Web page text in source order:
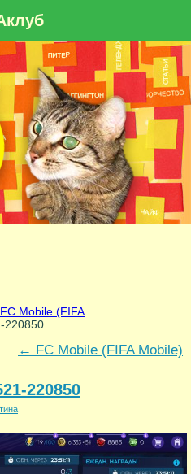
FC Mobile (FIFA
220850
← FC Mobile (FIFA Mobile)
220850